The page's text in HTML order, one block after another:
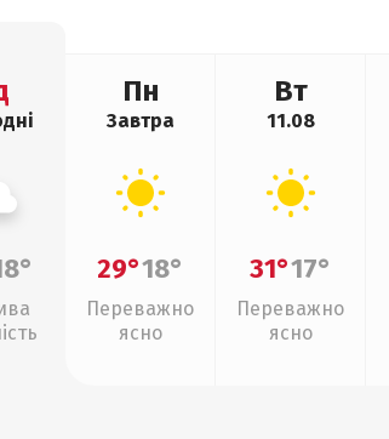
Пн
Завтра
29°18°
Переважно
ясно
Вт
11.08
31°17°
Переважно
ясно